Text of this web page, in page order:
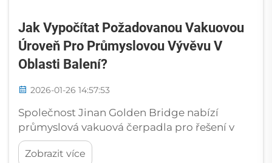
Jak Vypočítat Požadovanou Vakuovou
Úroveň Pro Průmyslovou Vývěvu V
Oblasti Balení?
2026-01-26 14:57:53
Společnost Jinan Golden Bridge nabízí
průmyslová vakuová čerpadla pro řešení v
oblasti balení. S více než 11letou zkušeností
společnost Jinan Golden Bridge Precision
Zobrazit více